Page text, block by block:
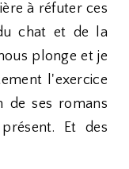
à réfuter ces
chat et de la
plonge et je
l'exercice
de ses romans
Et des